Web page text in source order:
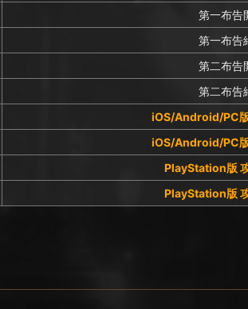
第一布告
第一布告
第二布告
第二布告
iOS/Android/PC
iOS/Android/PC
PlayStation版
PlayStation版